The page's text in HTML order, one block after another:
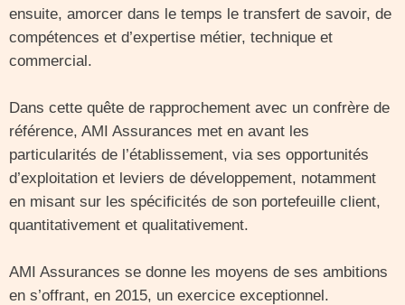
ensuite, amorcer dans le temps le transfert de savoir, de
compétences et d’expertise métier, technique et
commercial.
Dans cette quête de rapprochement avec un confrère de
référence, AMI Assurances met en avant les
particularités de l’établissement, via ses opportunités
d’exploitation et leviers de développement, notamment
en misant sur les spécificités de son portefeuille client,
quantitativement et qualitativement.
AMI Assurances se donne les moyens de ses ambitions
en s’offrant, en 2015, un exercice exceptionnel.